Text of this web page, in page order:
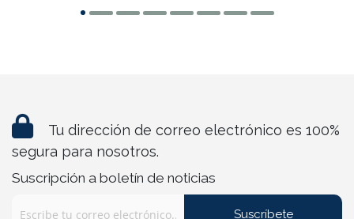
Tu dirección de correo electrónico es 100%
segura para nosotros.
Suscripción a boletín de noticias
Suscríbete